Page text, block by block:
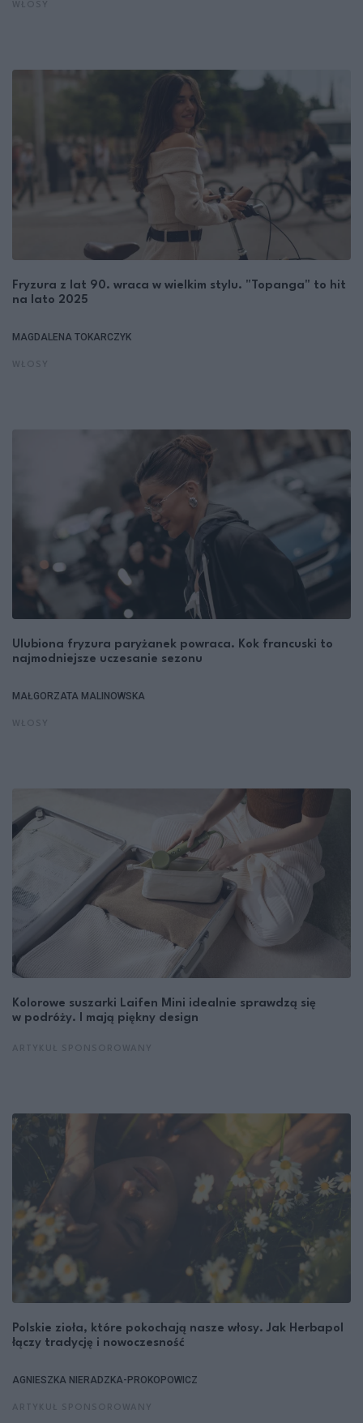
Fryzura z lat 90. wraca w wielkim stylu. "Topanga" to hit
na lato 2025
MAGDALENA TOKARCZYK
Ulubiona fryzura paryżanek powraca. Kok francuski to
najmodniejsze uczesanie sezonu
MAŁGORZATA MALINOWSKA
Kolorowe suszarki Laifen Mini idealnie sprawdzą się
w podróży. I mają piękny design
Polskie zioła, które pokochają nasze włosy. Jak Herbapol
łączy tradycję i nowoczesność
AGNIESZKA NIERADZKA-PROKOPOWICZ